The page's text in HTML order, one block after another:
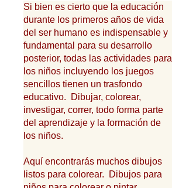
Si bien es cierto que la educación
durante los primeros años de vida
del ser humano es indispensable y
fundamental para su desarrollo
posterior, todas las actividades para
los niños incluyendo los juegos
sencillos tienen un trasfondo
educativo. Dibujar, colorear,
investigar, correr, todo forma parte
del aprendizaje y la formación de
los niños.
Aquí encontrarás muchos dibujos
listos para colorear. Dibujos para